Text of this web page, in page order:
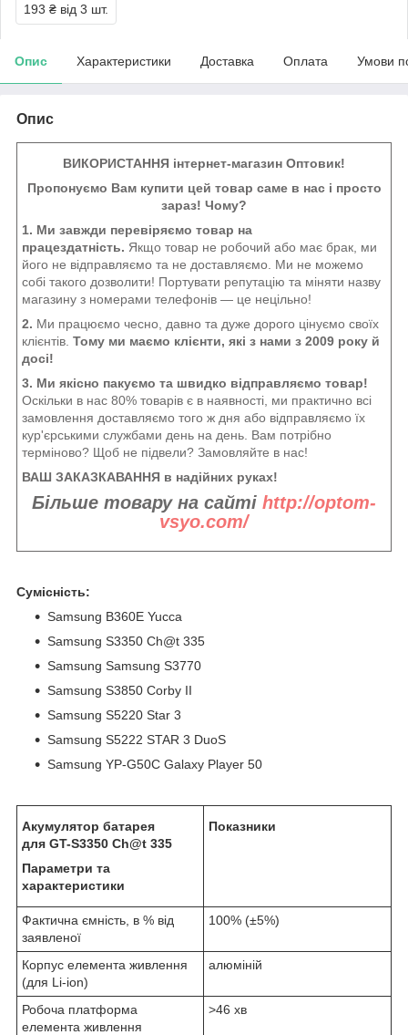
193 ₴ від 3 шт.
Опис Характеристики Доставка Оплата Умови
Опис
ВИКОРИСТАННЯ інтернет-магазин Оптовик!
Пропонуємо Вам купити цей товар саме в нас і просто
зараз! Чому?
1. Ми завжди перевіряємо товар на
працездатність. Якщо товар не робочий або має брак, ми
його не відправляємо та не доставляємо. Ми не можемо
собі такого дозволити! Портувати репутацію та міняти назву
магазину з номерами телефонів — це нецільно!
2. Ми працюємо чесно, давно та дуже дорого цінуємо своїх
клієнтів. Тому ми маємо клієнти, які з нами з 2009 року й
досі!
3. Ми якісно пакуємо та швидко відправляємо товар!
Оскільки в нас 80% товарів є в наявності, ми практично всі
замовлення доставляємо того ж дня або відправляємо їх
кур'єрськими службами день на день. Вам потрібно
терміново? Щоб не підвели? Замовляйте в нас!
ВАШ ЗАКАЗКАВАННЯ в надійних руках!
Більше товару на сайті http://optom-
vsyo.com/
Сумісність:
Samsung B360E Yucca
Samsung S3350 Ch@t 335
Samsung Samsung S3770
Samsung S3850 Corby II
Samsung S5220 Star 3
Samsung S5222 STAR 3 DuoS
Samsung YP-G50C Galaxy Player 50
Акумулятор батарея
для GT-S3350 Ch@t 335
Параметри та
характеристики
Показники
Фактична ємність, в % від
заявленої
100% (±5%)
Корпус елемента живлення
(для Li-ion)
алюміній
Робоча платформа
елемента живлення
>46 хв